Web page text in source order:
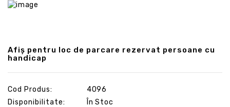
Afiș pentru loc de parcare rezervat persoane cu
handicap
Cod Produs:
4096
Disponibilitate:
În Stoc